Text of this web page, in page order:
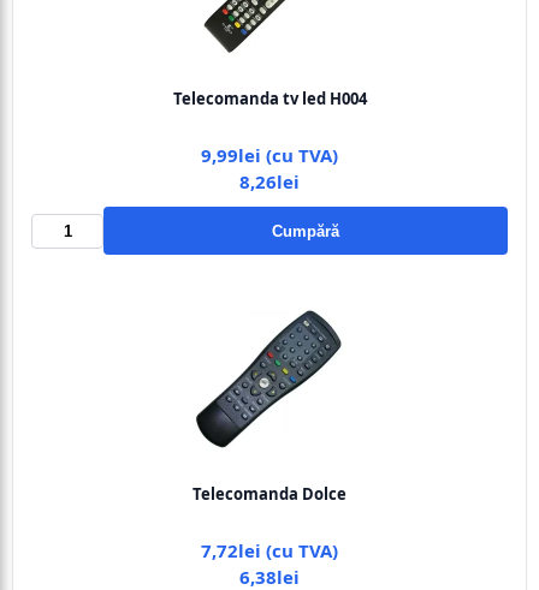
Telecomanda tv led H004
9,99lei (cu TVA)
8,26lei
Cumpără
Telecomanda Dolce
7,72lei (cu TVA)
6,38lei